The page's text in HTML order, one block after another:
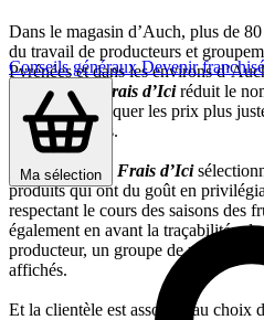
Conseils générauxDevenir
Ma sélection
Dans le magasin d’Auch, plus de
du travail de producteurs et
Pyrénées et dans les environs
plus courts
Frais d’Iciréduit le
permet de pratiquer les prix plus
les producteurs.
Les équipes de Frais d’Ici
produits qui ont du goût en
respectant le cours des saisons des
également en avant la traçabilité :
producteur, un groupe de
affichés.
Et la clientèle est associée au choix